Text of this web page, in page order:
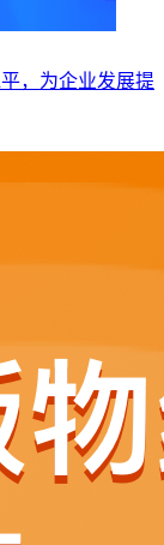
，为企业发展提